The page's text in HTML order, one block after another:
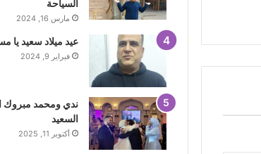
السياحة
مارس 16, 2024
عيد ميلاد سعيد يا
فبراير 9, 2024
ندي ومحمد مبروك
السعيد
أكتوبر 11, 2025